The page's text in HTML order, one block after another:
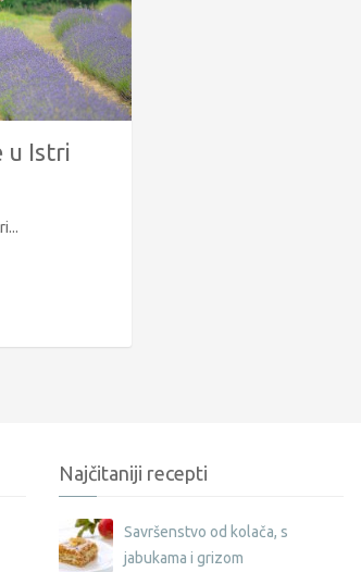
u Istri
Najčitaniji recepti
Savršenstvo od kolača, s
jabukama i grizom